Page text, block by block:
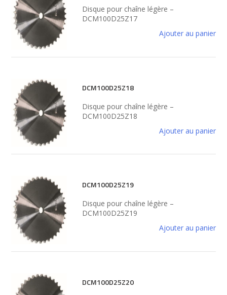
Disque pour chaîne légère –
DCM100D25Z17
Ajouter au panier
DCM100D25Z18
Disque pour chaîne légère –
DCM100D25Z18
Ajouter au panier
DCM100D25Z19
Disque pour chaîne légère –
DCM100D25Z19
Ajouter au panier
DCM100D25Z20